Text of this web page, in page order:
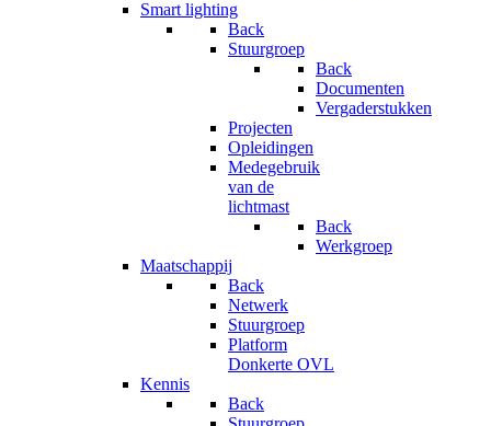
Smart lighting
Back
Stuurgroep
Back
Documenten
Vergaderstukken
Projecten
Opleidingen
Medegebruik
van de
lichtmast
Back
Werkgroep
Maatschappij
Back
Netwerk
Stuurgroep
Platform
Donkerte OVL
Kennis
Back